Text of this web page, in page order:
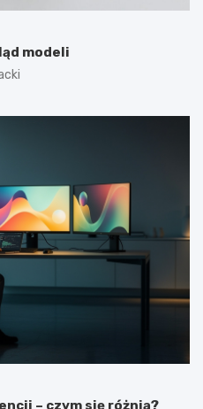
modeli
– czym się różnią?